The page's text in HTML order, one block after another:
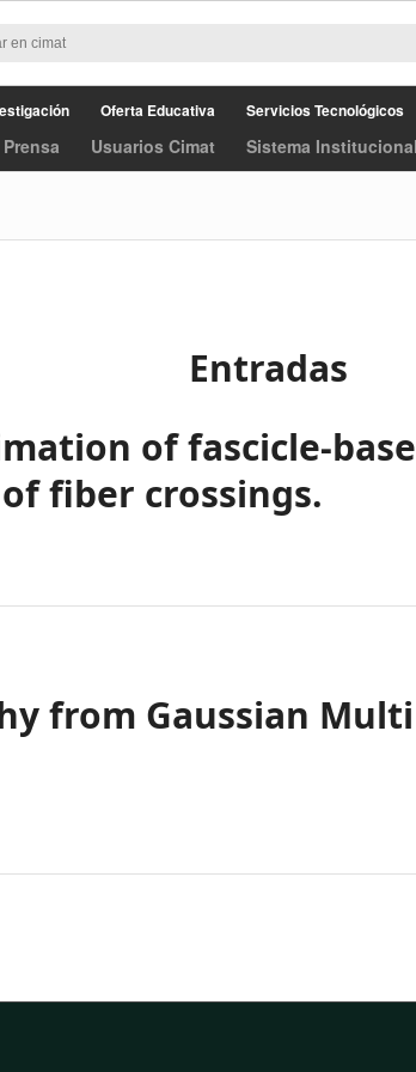
Oferta Educativa Servicios Tecnológicos
Usuarios Cimat Sistema
Entradas
of fascicle-
fiber crossings.
from Gaussian